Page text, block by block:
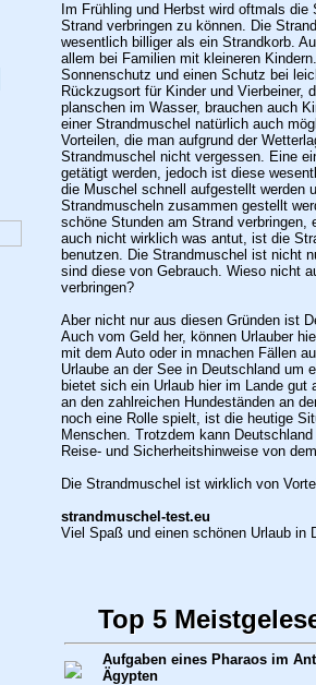
Im Frühling und Herbst wird oftmals
Strand verbringen zu können. Die
wesentlich billiger als ein Strandkorb.
allem bei Familien mit kleineren
Sonnenschutz und einen Schutz bei
Rückzugsort für Kinder und Vierbeiner,
planschen im Wasser, brauchen auch
einer Strandmuschel natürlich auch
Vorteilen, die man aufgrund der
Strandmuschel nicht vergessen. Eine
getätigt werden, jedoch ist diese
die Muschel schnell aufgestellt werden
Strandmuscheln zusammen gestellt
schöne Stunden am Strand verbringen,
auch nicht wirklich was antut, ist die
benutzen. Die Strandmuschel ist nicht
sind diese von Gebrauch. Wieso nicht
verbringen?
Aber nicht nur aus diesen Gründen ist
Auch vom Geld her, können Urlauber
mit dem Auto oder in mnachen Fällen
Urlaube an der See in Deutschland um
bietet sich ein Urlaub hier im Lande
an den zahlreichen Hundeständen an
noch eine Rolle spielt, ist die heutige
Menschen. Trotzdem kann
Reise- und Sicherheitshinweise von
Die Strandmuschel ist wirklich von
strandmuschel-test.eu
Viel Spaß und einen schönen Urlaub in
Top 5
Aufgaben eines Pharaos im
Ägypten